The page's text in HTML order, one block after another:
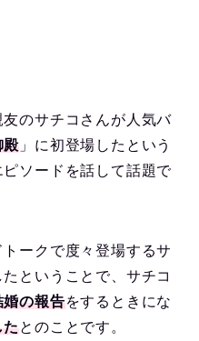
のサチコさんが人気バ
殿 」に初登場したという
ソードを話して話題で
ークで度々登場するサ
たということで、サチコ
婚の報告をするときにな
たとのことです。